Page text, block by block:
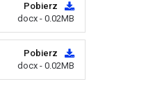
Pobierz
docx - 0.02MB
Pobierz
docx - 0.02MB